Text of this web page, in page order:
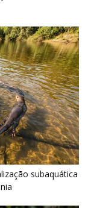
prepara ataque de